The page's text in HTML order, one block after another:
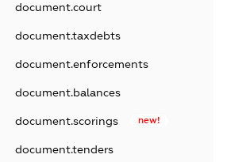
document.court
document.taxdebts
document.enforcements
document.balances
document.scorings new!
document.tenders